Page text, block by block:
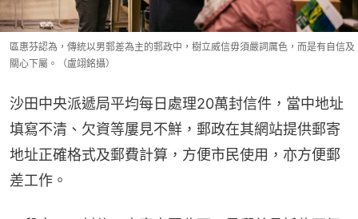
區惠芬認為，傳統以男郵差為主的郵政中，樹立威信毋須嚴詞厲色，而是有自信及
關心下屬。（盧翊銘攝）
沙田中央派遞局平均每日處理20萬封信件，當中地址
填寫不清、欠資等屢見不鮮，郵政在其網站提供郵寄
地址正確格式及郵費計算，方便市民使用，亦方便郵
差工作。